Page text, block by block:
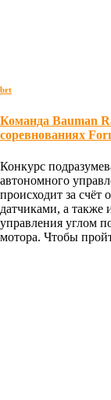
brt
Команда Bauman
соревнованиях
Конкурс
автономного
происходит за
датчиками, а также
управления углом
мотора. Чтобы